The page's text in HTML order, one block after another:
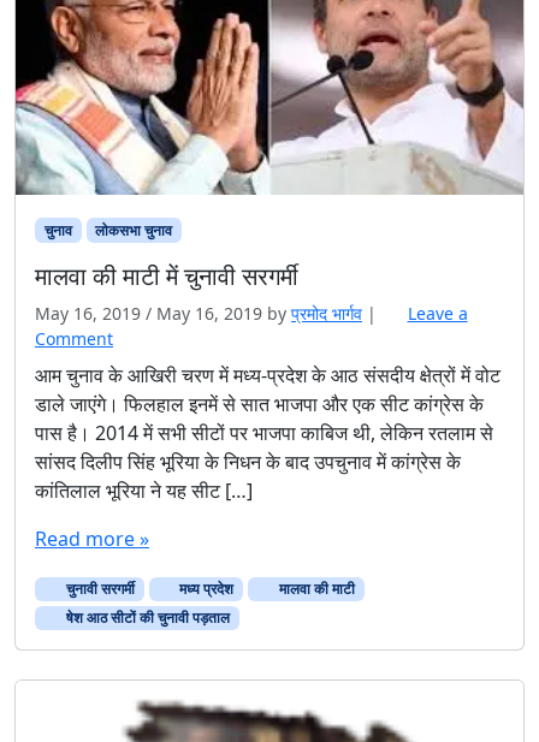
चुनाव लोकसभा चुनाव
मालवा की माटी में चुनावी सरगर्मी
May 16, 2019 / May 16, 2019 by प्रमोद भार्गव |
Leave a
Comment
आम चुनाव के आखिरी चरण में मध्य-प्रदेश के आठ संसदीय क्षेत्रों में वोट
डाले जाएंगे। फिलहाल इनमें से सात भाजपा और एक सीट कांग्रेस के
पास है। 2014 में सभी सीटों पर भाजपा काबिज थी, लेकिन रतलाम से
सांसद दिलीप सिंह भूरिया के निधन के बाद उपचुनाव में कांग्रेस के
कांतिलाल भूरिया ने यह सीट […]
Read more »
चुनावी सरगर्मी मध्य प्रदेश
मालवा की माटी
षेश आठ सीटों की चुनावी पड़ताल